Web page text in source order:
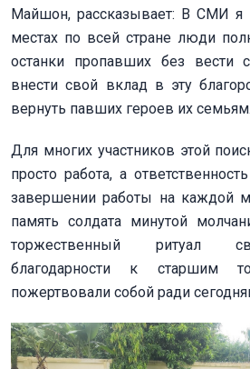
Майшон, рассказывает: В СМИ я
местах по всей стране люди
останки пропавших без вести
внести свой вклад в эту
вернуть павших героев их семьям.
Для многих участников этой
просто работа, а
завершении работы на каждой
память солдата минутой
торжественный ритуал
благодарности к старшим
пожертвовали собой ради